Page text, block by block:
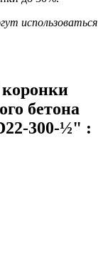
использоваться
бетона
300-½" :